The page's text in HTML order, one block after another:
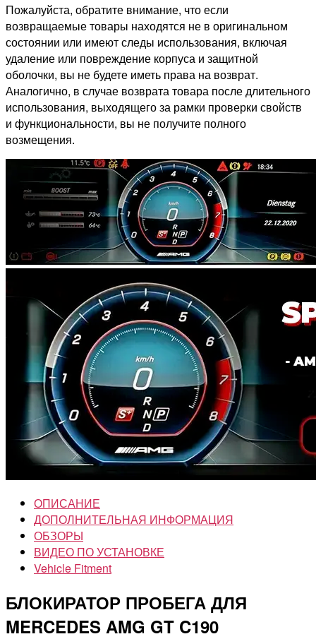
Пожалуйста, обратите внимание, что если
возвращаемые товары находятся не в оригинальном
состоянии или имеют следы использования, включая
удаление или повреждение корпуса и защитной
оболочки, вы не будете иметь права на возврат.
Аналогично, в случае возврата товара после длительного
использования, выходящего за рамки проверки свойств
и функциональности, вы не получите полного
возмещения.
ОПИСАНИЕ
ДОПОЛНИТЕЛЬНАЯ ИНФОРМАЦИЯ
ОБЗОРЫ
ВИДЕО ПО УСТАНОВКЕ
Vehicle Fitment
БЛОКИРАТОР ПРОБЕГА ДЛЯ
MERCEDES AMG GT C190